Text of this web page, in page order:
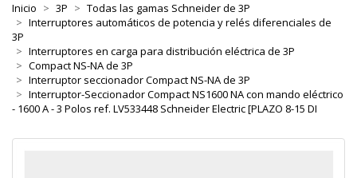
Inicio 3P
Todas las gamas Schneider de 3P
Interruptores automáticos de potencia y relés diferenciales de
3P
Interruptores en carga para distribución eléctrica de 3P
Compact NS-NA de 3P
Interruptor seccionador Compact NS-NA de 3P
Interruptor-Seccionador Compact NS1600 NA con mando eléctrico
- 1600 A - 3 Polos ref. LV533448 Schneider Electric [PLAZO 8-15 DI